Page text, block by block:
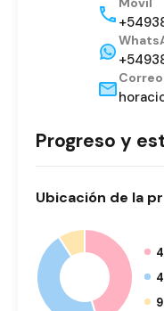
Progreso y
Ubicación de la